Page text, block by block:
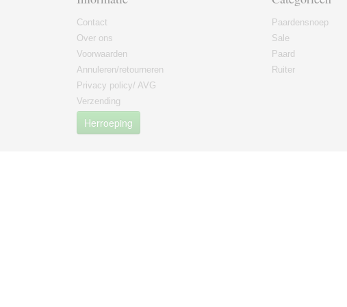
Contact
Over ons
Voorwaarden
Annuleren/retourneren
Privacy policy/ AVG
Verzending
Herroeping
Paardensnoep
Sale
Paard
Ruiter